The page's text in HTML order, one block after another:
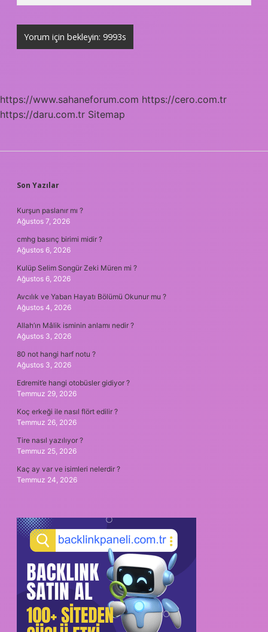
https://www.sahaneforum.com https://cero.com.tr
https://daru.com.tr Sitemap
SIDEBAR
Son Yazılar
Kurşun paslanır mı ?
Ağustos 7, 2026
cmhg basınç birimi midir ?
Ağustos 6, 2026
Kulüp Selim Songür Zeki Müren mi ?
Ağustos 6, 2026
Avcılık ve Yaban Hayatı Bölümü Okunur mu ?
Ağustos 4, 2026
Allah’ın Mâlik isminin anlamı nedir ?
Ağustos 3, 2026
80 not hangi harf notu ?
Ağustos 3, 2026
Edremit’e hangi otobüsler gidiyor ?
Temmuz 29, 2026
Koç erkeği ile nasıl flört edilir ?
Temmuz 26, 2026
Tire nasıl yazılıyor ?
Temmuz 25, 2026
Kaç ay var ve isimleri nelerdir ?
Temmuz 24, 2026